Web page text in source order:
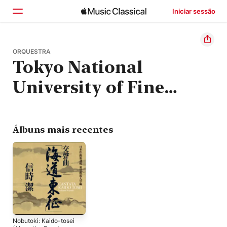
Iniciar sessão
Início
Explorar
Buscar
ORQUESTRA
Tokyo National
University of Fine
Symphony Orchestra
Álbuns mais recentes
Nobutoki: Kaido-tosei